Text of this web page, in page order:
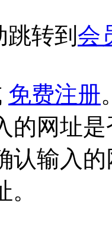
转到 会
免费注册
的网址
认输入